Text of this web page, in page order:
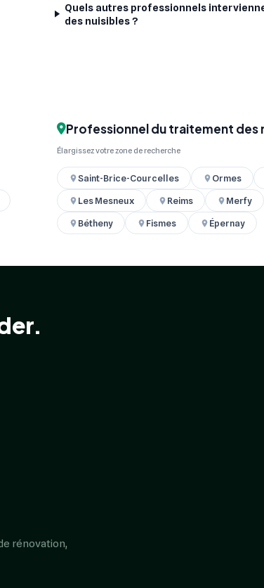
Quels autres professionnels
des nuisibles ?
Professionnel du traitement des
Élargissez votre zone de recherche
Saint-Brice-Courcelles Ormes
Les Mesneux
Reims Merfy
Bétheny
Fismes Épernay
rénovation,